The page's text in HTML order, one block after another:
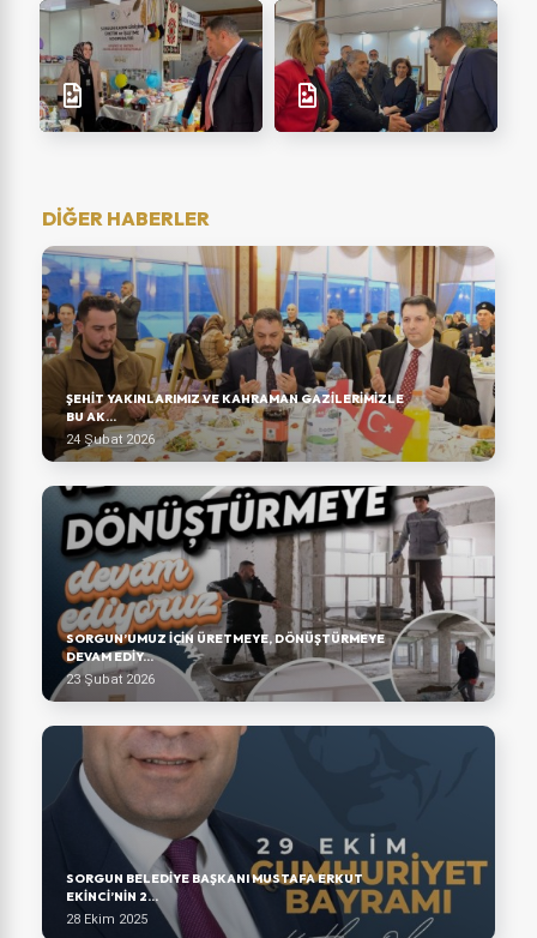
DİĞER HABERLER
ŞEHIT YAKINLARIMIZ VE KAHRAMAN GAZILERIMIZLE
BU AK...
24 Şubat 2026
SORGUN’UMUZ IÇIN ÜRETMEYE, DÖNÜŞTÜRMEYE
DEVAM EDIY...
23 Şubat 2026
SORGUN BELEDİYE BAŞKANI MUSTAFA ERKUT
EKİNCİ’NİN 2...
28 Ekim 2025